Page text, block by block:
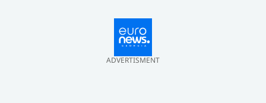
ADVERTISMENT